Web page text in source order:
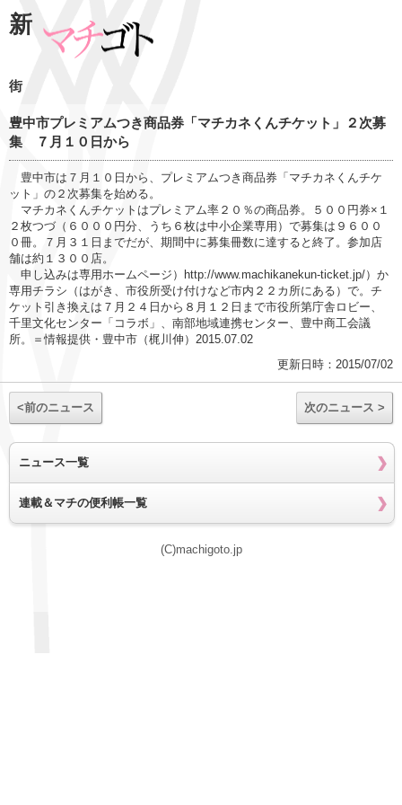
新
街
豊中市プレミアムつき商品券「マチカネくんチケット」２次募
集 ７月１０日から
豊中市は７月１０日から、プレミアムつき商品券「マチカネくんチケ
ット」の２次募集を始める。
マチカネくんチケットはプレミアム率２０％の商品券。５００円券×１
２枚つづ（６０００円分、うち６枚は中小企業専用）で募集は９６００
０冊。７月３１日までだが、期間中に募集冊数に達すると終了。参加店
舗は約１３００店。
申し込みは専用ホームページ）http://www.machikanekun-ticket.jp/）か
専用チラシ（はがき、市役所受け付けなど市内２２カ所にある）で。チ
ケット引き換えは７月２４日から８月１２日まで市役所第庁舎ロビー、
千里文化センター「コラボ」、南部地域連携センター、豊中商工会議
所。＝情報提供・豊中市（梶川伸）2015.07.02
更新日時：2015/07/02
<前のニュース 次のニュース >
ニュース一覧
連載＆マチの便利帳一覧
(C)machigoto.jp